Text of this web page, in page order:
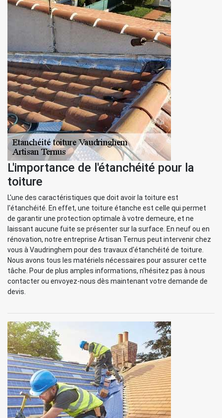
L'importance de l'étanchéité pour la
toiture
L'une des caractéristiques que doit avoir la toiture est
l'étanchéité. En effet, une toiture étanche est celle qui permet
de garantir une protection optimale à votre demeure, et ne
laissant aucune fuite se présenter sur la surface. En neuf ou en
rénovation, notre entreprise Artisan Ternus peut intervenir chez
vous à Vaudringhem pour des travaux d'étanchéité de toiture.
Nous avons tous les matériels nécessaires pour assurer cette
tâche. Pour de plus amples informations, n'hésitez pas à nous
contacter ou envoyez-nous dès maintenant votre demande de
devis.